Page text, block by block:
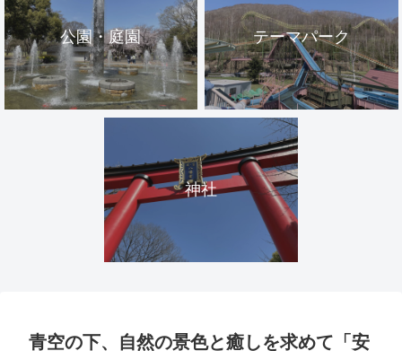
公園・庭園 テーマパーク
神社
青空の下、自然の景色と癒しを求めて「安